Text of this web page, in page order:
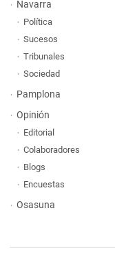
Navarra
Política
Sucesos
Tribunales
Sociedad
Pamplona
Opinión
Editorial
Colaboradores
Blogs
Encuestas
Osasuna